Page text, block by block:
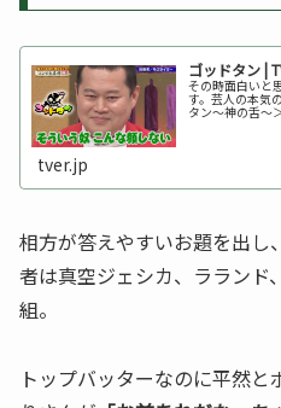
ゴッドタン |
その時面白いと
す。芸人の本気
タン～神の舌～
tver.jp
相方が答えやすいお題を出し
者は真空ジェシカ、ラランド
組。
トップバッターなのに平然